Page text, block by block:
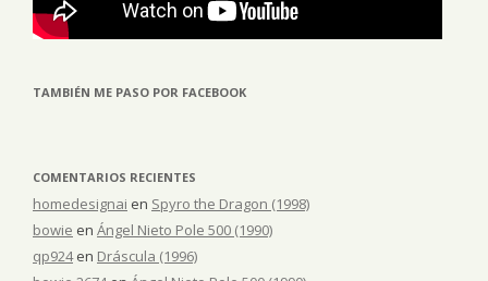
TAMBIÉN ME PASO POR FACEBOOK
COMENTARIOS RECIENTES
homedesignai en Spyro the Dragon (1998)
bowie en Ángel Nieto Pole 500 (1990)
qp924en Dráscula (1996)